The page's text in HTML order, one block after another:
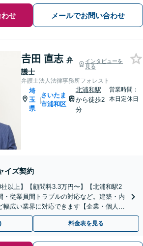
せ メールでお問い合わせ
𠮷田 直志 弁
護士
インタビューを
見る
弁護士法人法律事務所フォレスト
埼
玉
県
|
さいたま
市浦和区
北浦和駅
から徒歩2
分
営業時間：
本日定休日
イズ契約
社以上】【顧問料3.3万円〜】【北浦和駅2
・従業員間トラブルの対応など。建築・内
幅広い業界に対応できます【企業・個人事
料金表を見る